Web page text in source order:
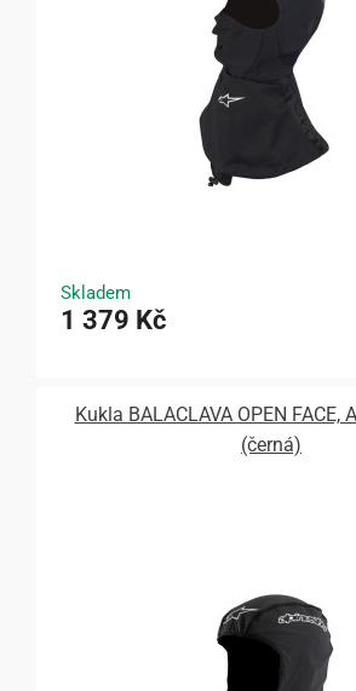
Skladem
1 379 Kč
Kukla BALACLAVA OPEN FACE,
(černá)